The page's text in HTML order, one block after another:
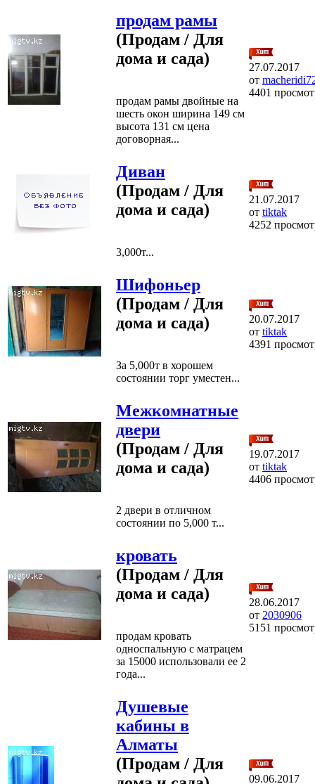
продам рамы
(Продам / Для
дома и сада)
продам рамы двойные на
шесть окон ширина 149 см
высота 131 см цена
договорная...
27.07.2017
от
4401
Диван
(Продам / Для
дома и сада)
3,000т...
21.07.2017
от tiktak
4252
Шифоньер
(Продам / Для
дома и сада)
За 5,000т в хорошем
состоянии торг уместен...
20.07.2017
от tiktak
4391
Межкомнатные
двери
(Продам / Для
дома и сада)
2 двери в отличном
состоянии по 5,000 т...
19.07.2017
от tiktak
4406
кровать
(Продам / Для
дома и сада)
продам кровать
односпальную с матрацем
за 15000 использовали ее 2
года...
28.06.2017
от 2030906
5151
Душевые
кабины в
Алматы
(Продам / Для
09.06.2017